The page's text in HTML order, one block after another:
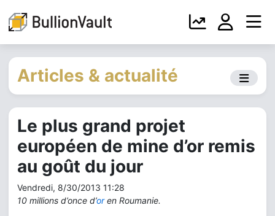
Articles & actualité
Le plus grand projet
européen de mine d’or remis
au goût du jour
Vendredi, 8/30/2013 11:28
10 millions d’once d’oren Roumanie.